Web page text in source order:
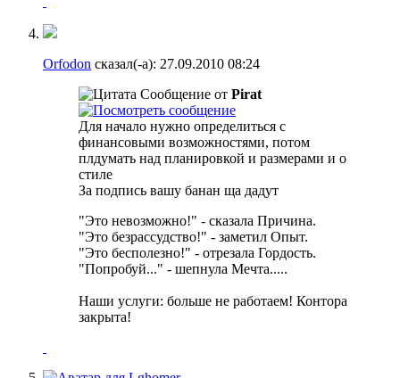
Orfodon сказал(-а): 27.09.2010 08:24
Сообщение от Pirat
Для начало нужно определиться с
финансовыми возможностями, потом
плдумать над планировкой и размерами и о
стиле
За подпись вашу банан ща дадут
"Это невозможно!" - сказала Причина.
"Это безрассудство!" - заметил Опыт.
"Это бесполезно!" - отрезала Гордость.
"Попробуй..." - шепнула Мечта.....
Наши услуги: больше не работаем! Контора
закрыта!